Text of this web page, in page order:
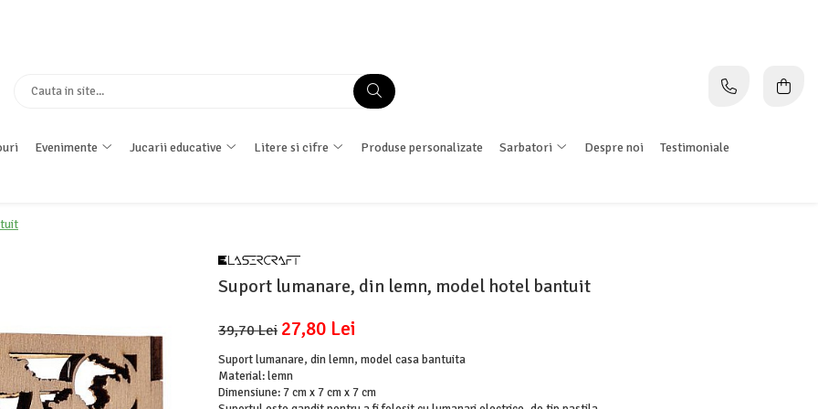
Evenimente Jucarii educative Litere si cifre Produse personalizate Sarbatori Despre noi Testimoniale
Suport lumanare, din lemn, model hotel bantuit
39,70 Lei 27,80 Lei
Suport lumanare, din lemn, model casa bantuita
Material: lemn
Dimensiune: 7 cm x 7 cm x 7 cm